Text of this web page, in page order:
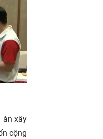
án xây
cộng